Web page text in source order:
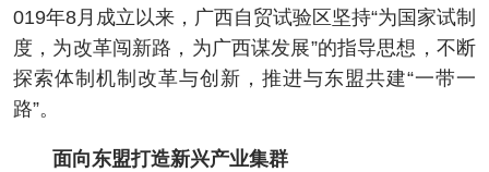
展会 走读海南 周末去哪儿
人才在线 天涯企服
019年8月成立以来，广西自贸试验区坚持“为国家试制
度，为改革闯新路，为广西谋发展”的指导思想，不断
探索体制机制改革与创新，推进与东盟共建“一带一
路”。
面向东盟打造新兴产业集群